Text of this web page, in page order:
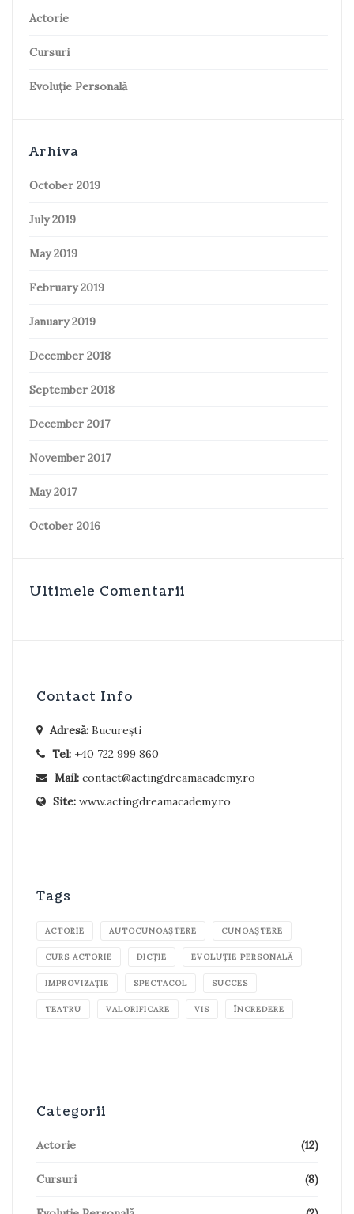
Actorie
Cursuri
Evoluție Personală
Arhiva
October 2019
July 2019
May 2019
February 2019
January 2019
December 2018
September 2018
December 2017
November 2017
May 2017
October 2016
Ultimele Comentarii
Contact Info
Adresă: București
Tel: +40 722 999 860
Mail: contact@actingdreamacademy.ro
Site: www.actingdreamacademy.ro
Tags
ACTORIE AUTOCUNOAȘTERE CUNOAȘTERE
CURS ACTORIE DICȚIE EVOLUȚIE PERSONALĂ
IMPROVIZAȚIE SPECTACOL SUCCES
TEATRU VALORIFICARE VIS ÎNCREDERE
Categorii
Actorie (12)
Cursuri (8)